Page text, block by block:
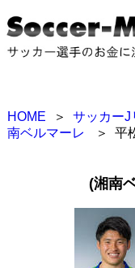
HOME ＞ サッカーJ
南ベルマーレ
＞ 平
(湘南